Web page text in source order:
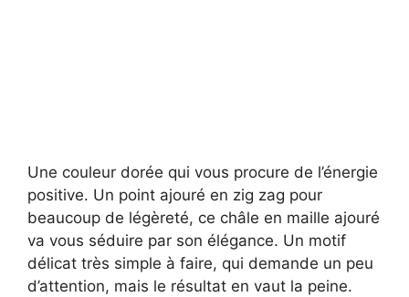
Une couleur dorée qui vous procure de l’énergie
positive. Un point ajouré en zig zag pour
beaucoup de légèreté, ce châle en maille ajouré
va vous séduire par son élégance. Un motif
délicat très simple à faire, qui demande un peu
d’attention, mais le résultat en vaut la peine.